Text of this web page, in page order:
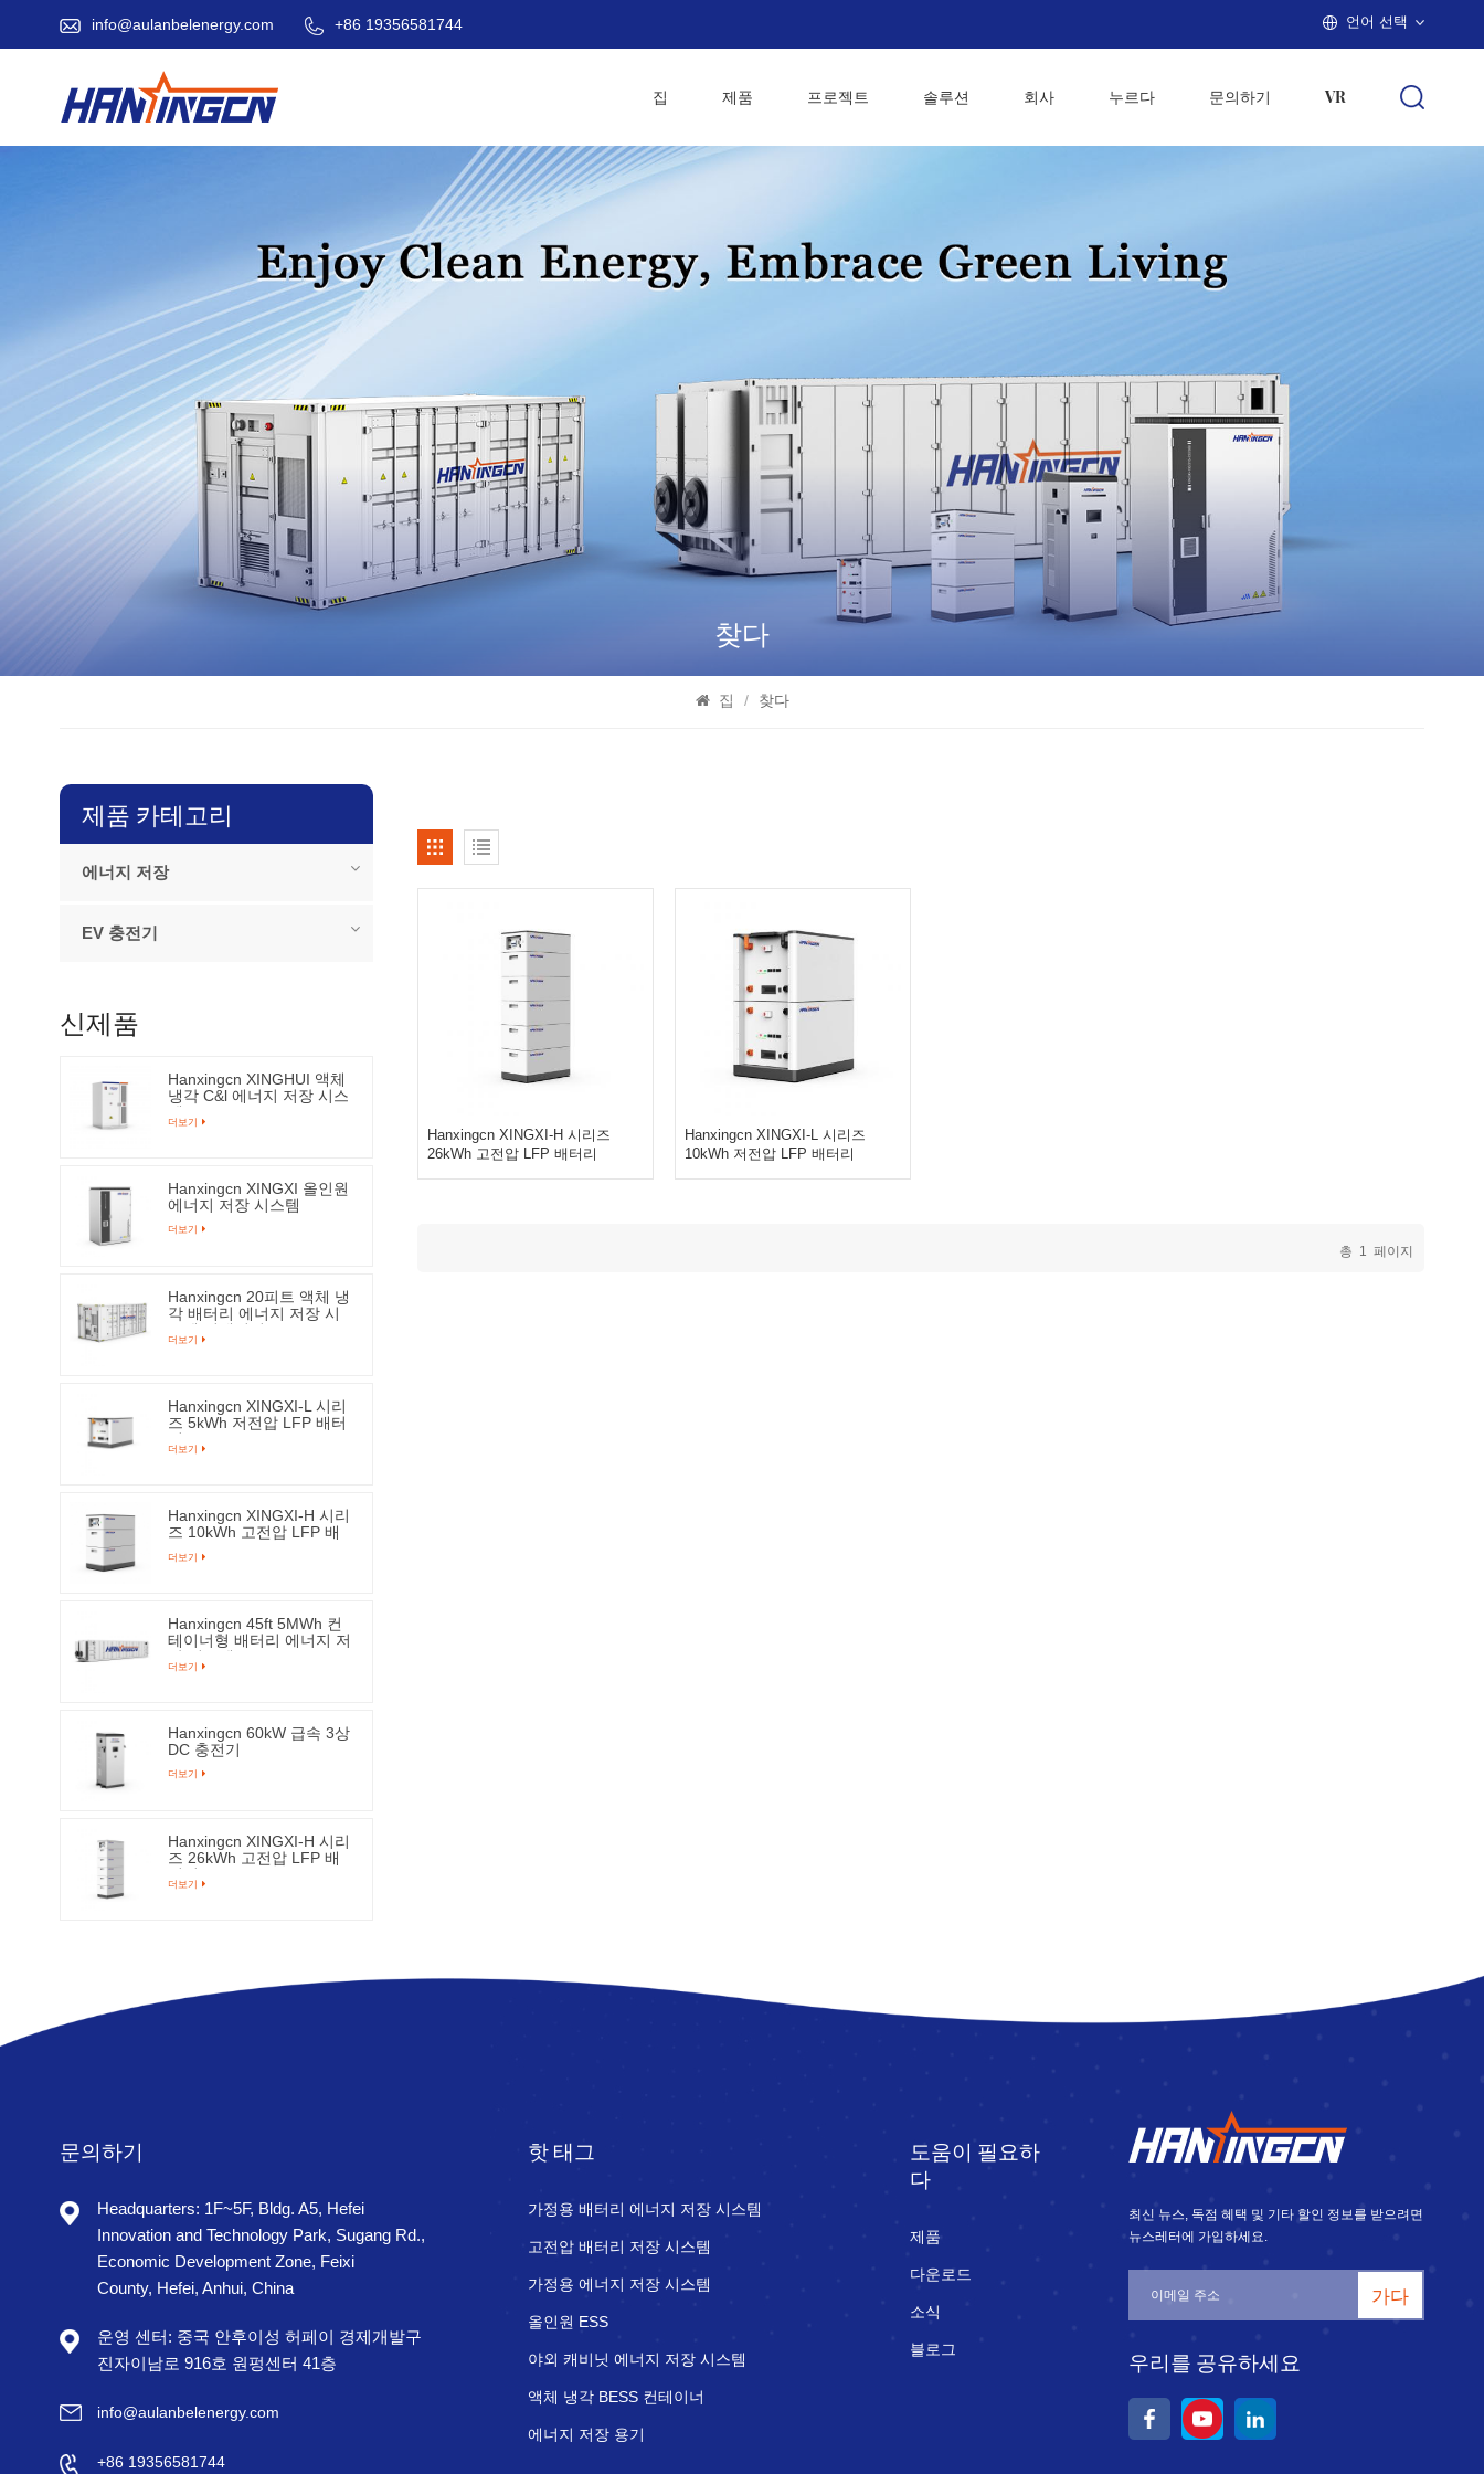
info@aulanbelenergy.com +86 19356581744 언어 선택
집 제품 프로젝트 솔루션 회사 누르다 문의하기 VR
찾다
집 / 찾다
Hanxingcn XINGXI-H 시리즈
26kWh 고전압 LFP 배터리
Hanxingcn XINGXI-L 시리즈
10kWh 저전압 LFP 배터리
총 1 페이지
제품 카테고리
에너지 저장
EV 충전기
신제품
Hanxingcn XINGHUI 액체
냉각 C&l 에너지 저장 시스
템
더보기
Hanxingcn XINGXI 올인원
에너지 저장 시스템
더보기
Hanxingcn 20피트 액체 냉
각 배터리 에너지 저장 시
스템 컨테이너
더보기
Hanxingcn XINGXI-L 시리
즈 5kWh 저전압 LFP 배터
리
더보기
Hanxingcn XINGXI-H 시리
즈 10kWh 고전압 LFP 배
더보기
Hanxingcn 45ft 5MWh 컨
테이너형 배터리 에너지 저
장 시스템
더보기
Hanxingcn 60kW 급속 3상
DC 충전기
더보기
Hanxingcn XINGXI-H 시리
즈 26kWh 고전압 LFP 배
터리
더보기
문의하기
Headquarters: 1F~5F, Bldg. A5, Hefei
Innovation and Technology Park, Sugang Rd.,
Economic Development Zone, Feixi
County, Hefei, Anhui, China
운영 센터: 중국 안후이성 허페이 경제개발구
진자이남로 916호 원펑센터 41층
info@aulanbelenergy.com
+86 19356581744
핫 태그
가정용 배터리 에너지 저장 시스템
고전압 배터리 저장 시스템
가정용 에너지 저장 시스템
올인원 ESS
야외 캐비닛 에너지 저장 시스템
액체 냉각 BESS 컨테이너
에너지 저장 용기
도움이 필요하
다
제품
다운로드
소식
블로그
최신 뉴스, 독점 혜택 및 기타 할인 정보를 받으려면
뉴스레터에 가입하세요.
가다
우리를 공유하세요